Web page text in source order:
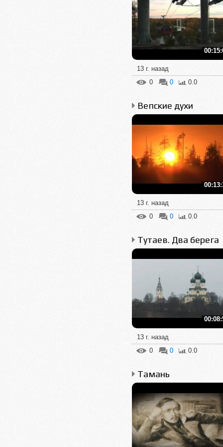
13 г. назад
0
0 0.0
Вепские духи
13 г. назад
0
0 0.0
Тутаев. Два берега
13 г. назад
0
0 0.0
Тамань